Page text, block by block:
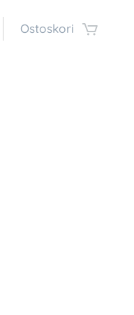
Ostoskori